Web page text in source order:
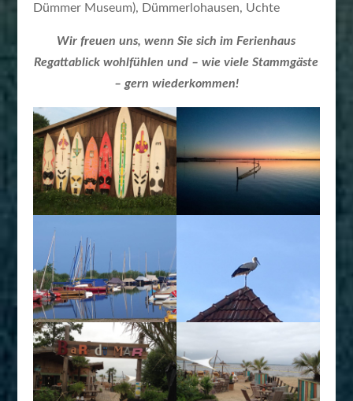
Dümmer Museum), Dümmerlohausen, Uchte
Wir freuen uns, wenn Sie sich im Ferienhaus
Regattablick wohlfühlen und – wie viele Stammgäste
– gern wiederkommen!